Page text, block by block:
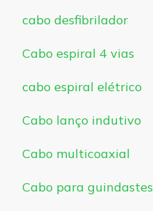
cabo desfibrilador
Cabo espiral 4 vias
cabo espiral elétrico
Cabo lanço indutivo
Cabo multicoaxial
Cabo para guindastes